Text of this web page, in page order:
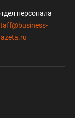
персонала